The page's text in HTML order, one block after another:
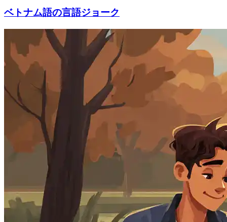
ベトナム語の言語ジョーク